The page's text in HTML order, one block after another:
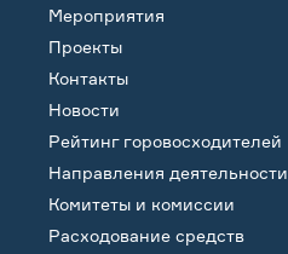
Мероприятия
Проекты
Контакты
Новости
Рейтинг горовосходителей
Направления деятельности
Комитеты и комиссии
Расходование средств